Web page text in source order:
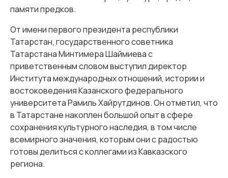
памяти предков.
От имени первого президента республики
Татарстан, государственного советника
Татарстана Минтимера Шаймиева с
приветственным словом выступил директор
Института международных отношений, истории и
востоковедения Казанского федерального
университета Рамиль Хайрутдинов. Он отметил, что
в Татарстане накоплен большой опыт в сфере
сохранения культурного наследия, в том числе
всемирного значения, которым они с радостью
готовы делиться с коллегами из Кавказского
региона.